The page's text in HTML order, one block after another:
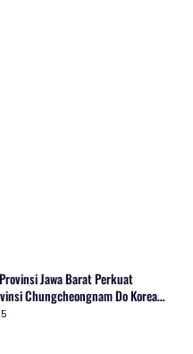
Jawa Barat Perkuat
Chungcheongnam Do Korea